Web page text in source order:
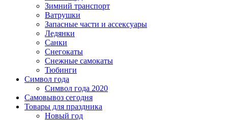
Зимний транспорт
Ватрушки
Запасные части и ассексуары
Ледянки
Санки
Снегокаты
Снежные самокаты
Тюбинги
Символ года
Символ года 2020
Самовывоз сегодня
Товары для праздника
Новый год